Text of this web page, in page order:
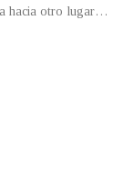
hacia otro lugar…